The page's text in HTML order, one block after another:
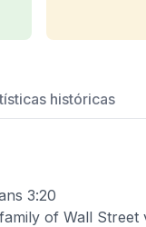
históricas
3:20
of Wall Street